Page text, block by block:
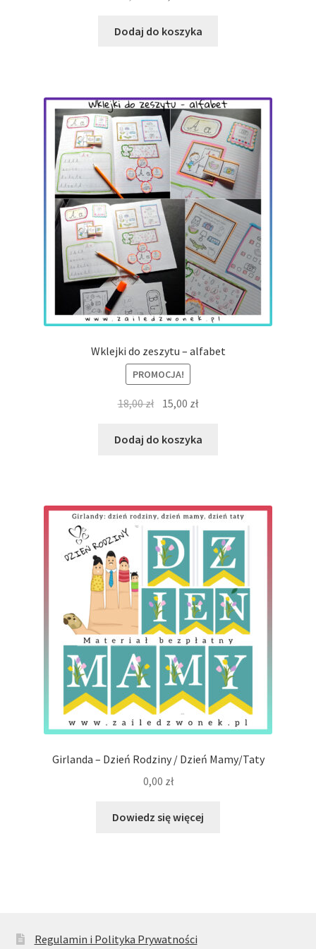
wynosiła:wynosi:
Dodaj do koszyka
Wklejki do zeszytu – alfabet
PROMOCJA!
18,00zł Pierwotna
wynosiła:
15,00 złAktualna
wynosi:
Dodaj do koszyka
Girlanda – Dzień Rodziny / Dzień Mamy/Taty
0,00 zł
Dowiedz się więcej
Regulamin i Polityka Prywatności